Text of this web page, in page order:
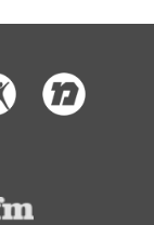
רוני דניאל| צילום: 103fm